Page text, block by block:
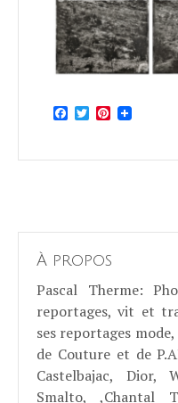
Facebook
TwitterPinterest
À propos
Pascal Therme:
reportages, vit et
ses reportages
de Couture et de
Castelbajac, Dior,
Smalto, ,Chantal